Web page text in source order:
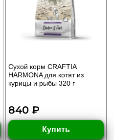
Сухой корм CRAFTIA
HARMONA для котят из
курицы и рыбы 320 г
840 ₽
Купить